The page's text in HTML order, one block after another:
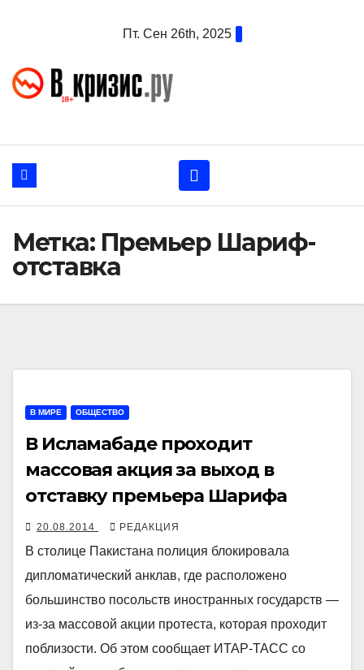
Пт. Сен 26th, 2025
Метка: Премьер Шариф-
отставка
В МИРЕ ОБЩЕСТВО
В Исламабаде проходит
массовая акция за выход в
отставку премьера Шарифа
20.08.2014 РЕДАКЦИЯ
В столице Пакистана полиция блокировала
дипломатический анклав, где расположено
большинство посольств иностранных государств —
из-за массовой акции протеста, которая проходит
поблизости. Об этом сообщает ИТАР-ТАСС со